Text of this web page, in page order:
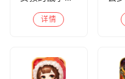
详情